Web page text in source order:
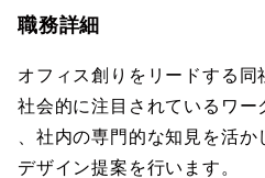
職務詳細
オフィス創りをリードする同
社会的に注目されているワー
、社内の専門的な知見を活か
デザイン提案を行います。